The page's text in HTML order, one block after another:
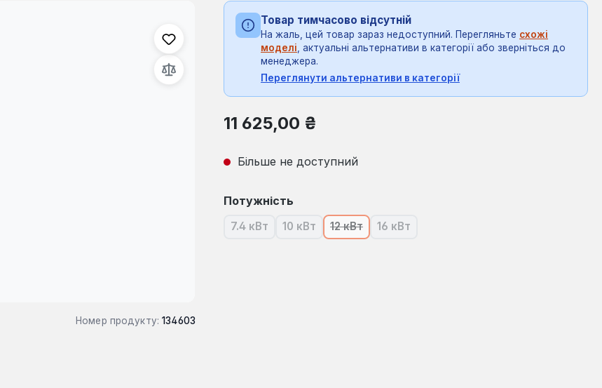
Номер продукту: 134603
Товар тимчасово відсутній
На жаль, цей товар зараз недоступний. Перегляньте схожі
моделі , актуальні альтернативи в категорії або зверніться до
менеджера.
Переглянути альтернативи в категорії
Звичайна ціна:
11 625,00 ₴
Більше не доступний
Виберіть
Потужність
7.4 кВт(Ця опція наразі недоступна.)
10 кВт(Ця опція наразі недоступна.)
12 кВт(Ця опція наразі недоступна.)
16 кВт(Ця опція наразі недоступна.)